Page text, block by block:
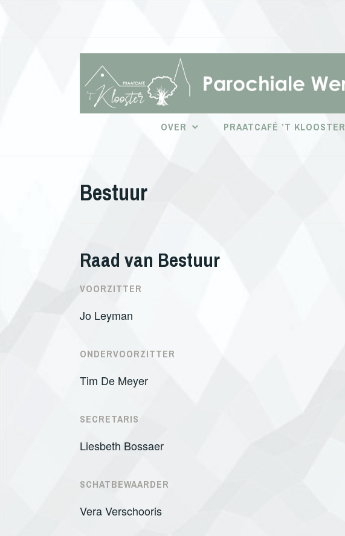
OVER PRAATCAFÉ ’T KLOOSTER
Bestuur
Raad van Bestuur
VOORZITTER
Jo Leyman
ONDERVOORZITTER
Tim De Meyer
SECRETARIS
Liesbeth Bossaer
SCHATBEWAARDER
Vera Verschooris